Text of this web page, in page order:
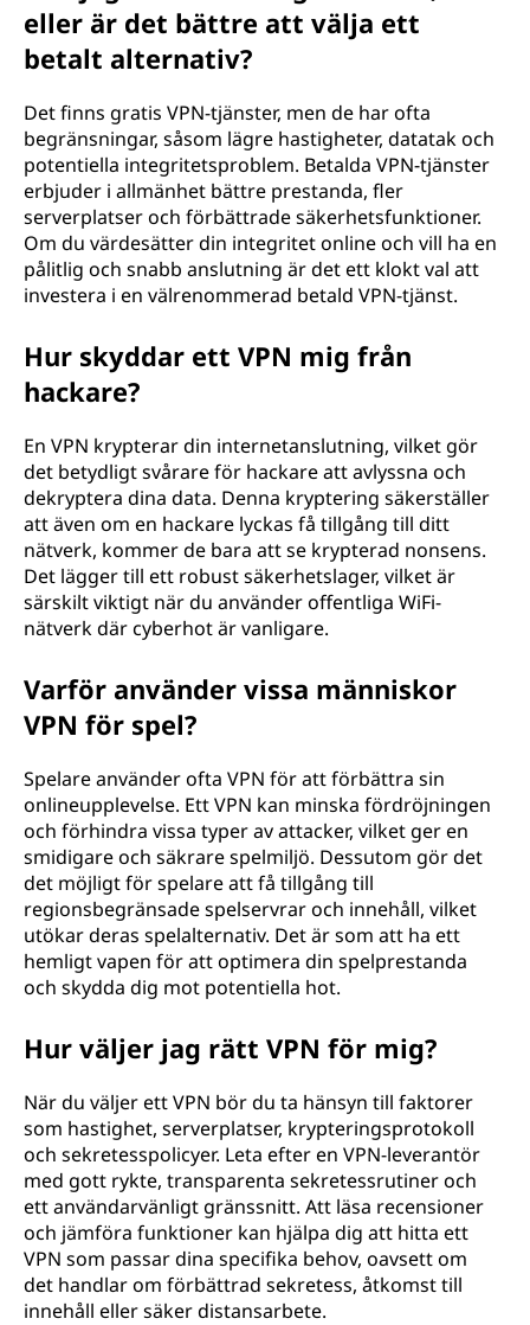
eller är det bättre att välja ett
betalt alternativ?
Det finns gratis VPN-tjänster, men de har ofta
begränsningar, såsom lägre hastigheter, datatak och
potentiella integritetsproblem. Betalda VPN-tjänster
erbjuder i allmänhet bättre prestanda, fler
serverplatser och förbättrade säkerhetsfunktioner.
Om du värdesätter din integritet online och vill ha en
pålitlig och snabb anslutning är det ett klokt val att
investera i en välrenommerad betald VPN-tjänst.
Hur skyddar ett VPN mig från
hackare?
En VPN krypterar din internetanslutning, vilket gör
det betydligt svårare för hackare att avlyssna och
dekryptera dina data. Denna kryptering säkerställer
att även om en hackare lyckas få tillgång till ditt
nätverk, kommer de bara att se krypterad nonsens.
Det lägger till ett robust säkerhetslager, vilket är
särskilt viktigt när du använder offentliga WiFi-
nätverk där cyberhot är vanligare.
Varför använder vissa människor
VPN för spel?
Spelare använder ofta VPN för att förbättra sin
onlineupplevelse. Ett VPN kan minska fördröjningen
och förhindra vissa typer av attacker, vilket ger en
smidigare och säkrare spelmiljö. Dessutom gör det
det möjligt för spelare att få tillgång till
regionsbegränsade spelservrar och innehåll, vilket
utökar deras spelalternativ. Det är som att ha ett
hemligt vapen för att optimera din spelprestanda
och skydda dig mot potentiella hot.
Hur väljer jag rätt VPN för mig?
När du väljer ett VPN bör du ta hänsyn till faktorer
som hastighet, serverplatser, krypteringsprotokoll
och sekretesspolicyer. Leta efter en VPN-leverantör
med gott rykte, transparenta sekretessrutiner och
ett användarvänligt gränssnitt. Att läsa recensioner
och jämföra funktioner kan hjälpa dig att hitta ett
VPN som passar dina specifika behov, oavsett om
det handlar om förbättrad sekretess, åtkomst till
innehåll eller säker distansarbete.